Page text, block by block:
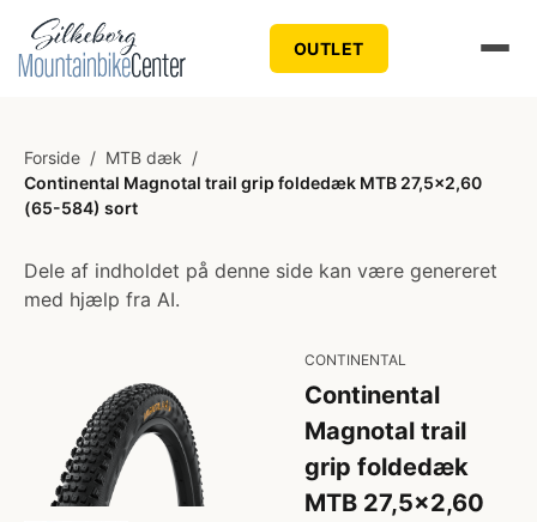
OUTLET
Forside / MTB dæk /
Continental Magnotal trail grip foldedæk MTB 27,5x2,60
(65-584) sort
Dele af indholdet på denne side kan være genereret
med hjælp fra AI.
CONTINENTAL
Continental
Magnotal trail
grip foldedæk
MTB 27,5x2,60